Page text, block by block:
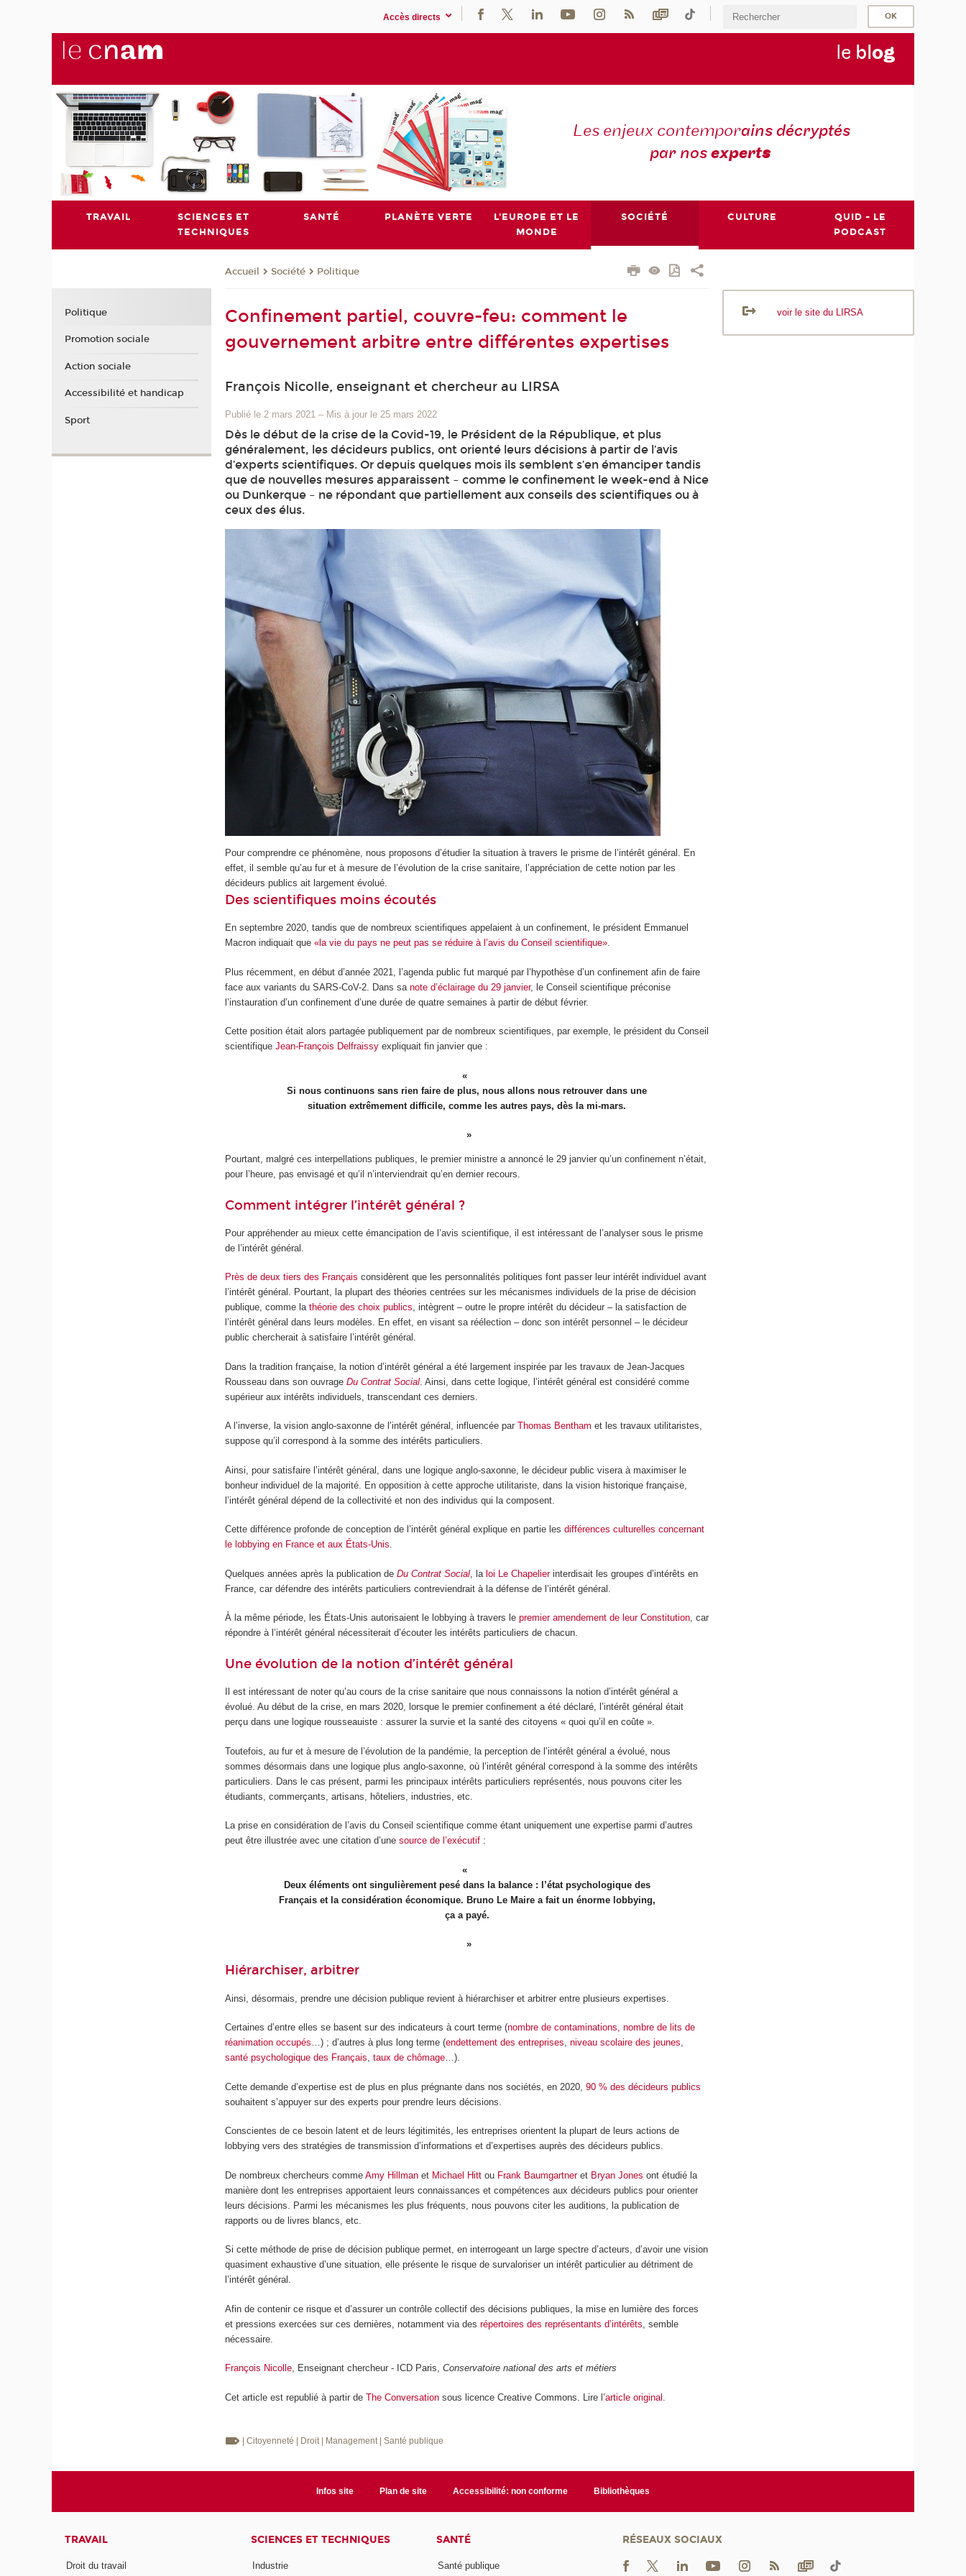
Accès directs
le blog
Les enjeux contemporains décryptés
par nosexperts
TRAVAIL
SCIENCES ET
TECHNIQUES
SANTÉ PLANÈTE VERTE
L'EUROPE ET LE
MONDE
SOCIÉTÉ CULTURE
QUID - LE
PODCAST
Accueil Société Politique
Confinement partiel, couvre-feu: comment le
gouvernement arbitre entre différentes expertises
François Nicolle, enseignant et chercheur au LIRSA
Publié le 2 mars 2021 – Mis à jour le 25 mars 2022
Dès le début de la crise de la Covid-19, le Président de la République, et plus
généralement, les décideurs publics, ont orienté leurs décisions à partir de l’avis
d’experts scientifiques. Or depuis quelques mois ils semblent s’en émanciper tandis
que de nouvelles mesures apparaissent – comme le confinement le week-end à Nice
ou Dunkerque – ne répondant que partiellement aux conseils des scientifiques ou à
ceux des élus.
Pour comprendre ce phénomène, nous proposons d’étudier la situation à travers le prisme de l’intérêt général. En
effet, il semble qu’au fur et à mesure de l’évolution de la crise sanitaire, l’appréciation de cette notion par les
décideurs publics ait largement évolué.
Des scientifiques moins écoutés
En septembre 2020, tandis que de nombreux scientifiques appelaient à un confinement, le président Emmanuel
Macron indiquait que«la vie du pays ne peut pas se réduire à l’avis du Conseil scientifique».
Plus récemment, en début d’année 2021, l’agenda public fut marqué par l’hypothèse d’un confinement afin de faire
face aux variants du SARS-CoV-2. Dans sanote d’éclairage du 29 janvier, le Conseil scientifique préconise
l’instauration d’un confinement d’une durée de quatre semaines à partir de début février.
Cette position était alors partagée publiquement par de nombreux scientifiques, par exemple, le président du Conseil
scientifiqueJean‑François Delfraissy expliquait fin janvier que :
Si nous continuons sans rien faire de plus, nous allons nous retrouver dans une
situation extrêmement difficile, comme les autres pays, dès la mi-mars.
Pourtant, malgré ces interpellations publiques, le premier ministre a annoncé le 29 janvier qu’un confinement n’était,
pour l’heure, pas envisagé et qu’il n’interviendrait qu’en dernier recours.
Comment intégrer l’intérêt général ?
Pour appréhender au mieux cette émancipation de l’avis scientifique, il est intéressant de l’analyser sous le prisme
de l’intérêt général.
Près de deux tiers des Français considèrent que les personnalités politiques font passer leur intérêt individuel avant
l’intérêt général. Pourtant, la plupart des théories centrées sur les mécanismes individuels de la prise de décision
publique, comme lathéorie des choix publics, intègrent – outre le propre intérêt du décideur – la satisfaction de
l’intérêt général dans leurs modèles. En effet, en visant sa réélection – donc son intérêt personnel – le décideur
public chercherait à satisfaire l’intérêt général.
Dans la tradition française, la notion d’intérêt général a été largement inspirée par les travaux de Jean‑Jacques
Rousseau dans son ouvrageDu Contrat Social . Ainsi, dans cette logique, l’intérêt général est considéré comme
supérieur aux intérêts individuels, transcendant ces derniers.
A l’inverse, la vision anglo-saxonne de l’intérêt général, influencée parThomas Bentham et les travaux utilitaristes,
suppose qu’il correspond à la somme des intérêts particuliers.
Ainsi, pour satisfaire l’intérêt général, dans une logique anglo-saxonne, le décideur public visera à maximiser le
bonheur individuel de la majorité. En opposition à cette approche utilitariste, dans la vision historique française,
l’intérêt général dépend de la collectivité et non des individus qui la composent.
Cette différence profonde de conception de l’intérêt général explique en partie lesdifférences culturelles concernant
le lobbying en France et aux États-Unis.
Quelques années après la publication deDu Contrat Social , la loi Le Chapelierinterdisait les groupes d’intérêts en
France, car défendre des intérêts particuliers contreviendrait à la défense de l’intérêt général.
À la même période, les États-Unis autorisaient le lobbying à travers lepremier amendement de leur Constitution, car
répondre à l’intérêt général nécessiterait d’écouter les intérêts particuliers de chacun.
Une évolution de la notion d’intérêt général
Il est intéressant de noter qu’au cours de la crise sanitaire que nous connaissons la notion d’intérêt général a
évolué. Au début de la crise, en mars 2020, lorsque le premier confinement a été déclaré, l’intérêt général était
perçu dans une logique rousseauiste : assurer la survie et la santé des citoyens « quoi qu’il en coûte ».
Toutefois, au fur et à mesure de l’évolution de la pandémie, la perception de l’intérêt général a évolué, nous
sommes désormais dans une logique plus anglo-saxonne, où l’intérêt général correspond à la somme des intérêts
particuliers. Dans le cas présent, parmi les principaux intérêts particuliers représentés, nous pouvons citer les
étudiants, commerçants, artisans, hôteliers, industries, etc.
La prise en considération de l’avis du Conseil scientifique comme étant uniquement une expertise parmi d’autres
peut être illustrée avec une citation d’unesource de l’exécutif :
Deux éléments ont singulièrement pesé dans la balance : l’état psychologique des
Français et la considération économique. Bruno Le Maire a fait un énorme lobbying,
ça a payé.
Hiérarchiser, arbitrer
Ainsi, désormais, prendre une décision publique revient à hiérarchiser et arbitrer entre plusieurs expertises.
Certaines d’entre elles se basent sur des indicateurs à court terme (nombre de contaminations, nombre de lits de
réanimation occupés…) ; d’autres à plus long terme (endettement des entreprises,niveau scolaire des jeunes,
santé psychologique des Français,taux de chômage…).
Cette demande d’expertise est de plus en plus prégnante dans nos sociétés, en 2020,90 % des décideurs publics
souhaitent s’appuyer sur des experts pour prendre leurs décisions.
Conscientes de ce besoin latent et de leurs légitimités, les entreprises orientent la plupart de leurs actions de
lobbying vers des stratégies de transmission d’informations et d’expertises auprès des décideurs publics.
De nombreux chercheurs commeAmy Hillman et Michael Hitt ou Frank Baumgartneret Bryan Jones ont étudié la
manière dont les entreprises apportaient leurs connaissances et compétences aux décideurs publics pour orienter
leurs décisions. Parmi les mécanismes les plus fréquents, nous pouvons citer les auditions, la publication de
rapports ou de livres blancs, etc.
Si cette méthode de prise de décision publique permet, en interrogeant un large spectre d’acteurs, d’avoir une vision
quasiment exhaustive d’une situation, elle présente le risque de survaloriser un intérêt particulier au détriment de
l’intérêt général.
Afin de contenir ce risque et d’assurer un contrôle collectif des décisions publiques, la mise en lumière des forces
et pressions exercées sur ces dernières, notamment via desrépertoires des représentants d’intérêts , semble
nécessaire.
François Nicolle, Enseignant chercheur - ICD Paris,Conservatoire national des arts et métiers
Cet article est republié à partir deThe Conversation sous licence Creative Commons. Lire l’article original
| Citoyenneté | Droit | Management | Santé publique
voir le site du LIRSA
Politique
Promotion sociale
Action sociale
Accessibilité et handicap
Sport
Infos site Plan de site Accessibilité: non conforme Bibliothèques
TRAVAIL
Droit du travail
SCIENCES ET TECHNIQUES
Industrie
SANTÉ
Santé publique
RÉSEAUX SOCIAUX